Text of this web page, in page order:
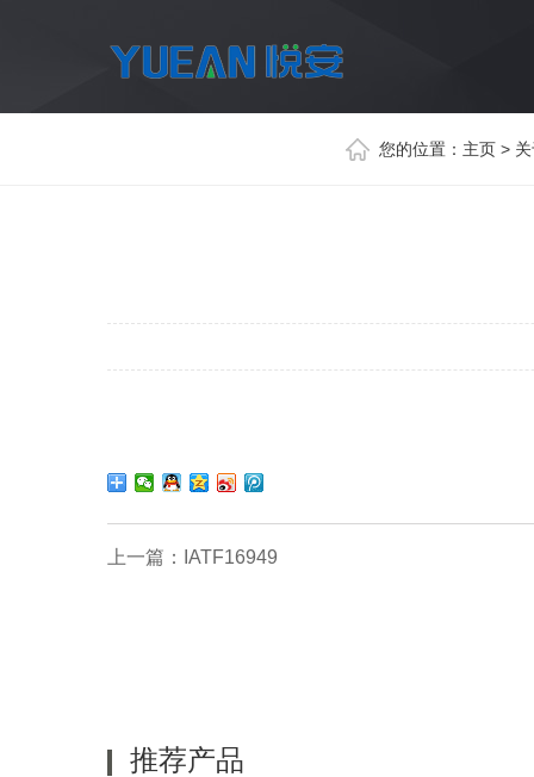
您的位置： 主页 >
上一篇： IATF16949
推荐产品